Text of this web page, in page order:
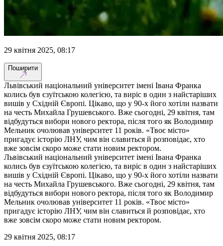
29 квітня 2025, 08:17
Поширити
Львівський національний університет імені Івана Франка
колись був єзуїтською колегією, та виріс в один з найстаріших
вишів у Східній Європі. Цікаво, що у 90-х його хотіли назвати
на честь Михайла Грушевського. Вже сьогодні, 29 квітня, там
відбудуться вибори нового ректора, після того як Володимир
Мельник очолював університет 11 років. «Твоє місто»
пригадує історію ЛНУ, чим він славиться й розповідає, хто
вже зовсім скоро може стати новим ректором.
Львівський національний університет імені Івана Франка
колись був єзуїтською колегією, та виріс в один з найстаріших
вишів у Східній Європі. Цікаво, що у 90-х його хотіли назвати
на честь Михайла Грушевського. Вже сьогодні, 29 квітня, там
відбудуться вибори нового ректора, після того як Володимир
Мельник очолював університет 11 років. «Твоє місто»
пригадує історію ЛНУ, чим він славиться й розповідає, хто
вже зовсім скоро може стати новим ректором.
29 квітня 2025, 08:17